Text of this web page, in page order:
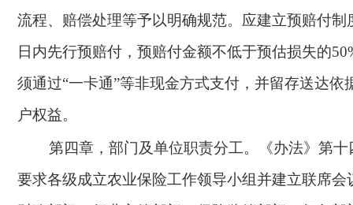
流程、赔偿处理等予以明确规范。应建立预赔付制
日内先行预赔付，预赔付金额不低于预估损失的
须通过“一卡通”等非现金方式支付，并留存送达依
户权益。
第四章，部门及单位职责分工。《办法》第
要求各级成立农业保险工作领导小组并建立联席会